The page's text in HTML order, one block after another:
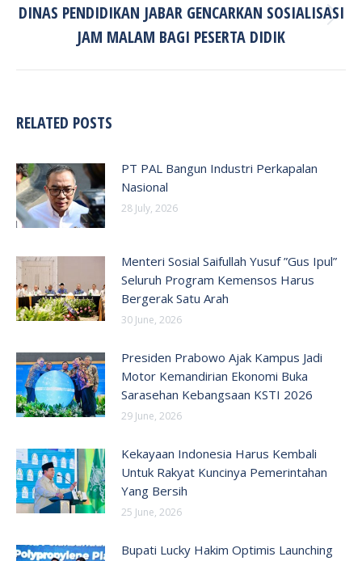
Next
post:
DINAS PENDIDIKAN JABAR GENCARKAN SOSIALISASI
JAM MALAM BAGI PESERTA DIDIK
RELATED POSTS
PT PAL Bangun Industri Perkapalan
Nasional
28 July, 2026
Menteri Sosial Saifullah Yusuf ”Gus Ipul”
Seluruh Program Kemensos Harus
Bergerak Satu Arah
30 June, 2026
Presiden Prabowo Ajak Kampus Jadi
Motor Kemandirian Ekonomi Buka
Sarasehan Kebangsaan KSTI 2026
29 June, 2026
Kekayaan Indonesia Harus Kembali
Untuk Rakyat Kuncinya Pemerintahan
Yang Bersih
25 June, 2026
Bupati Lucky Hakim Optimis Launching